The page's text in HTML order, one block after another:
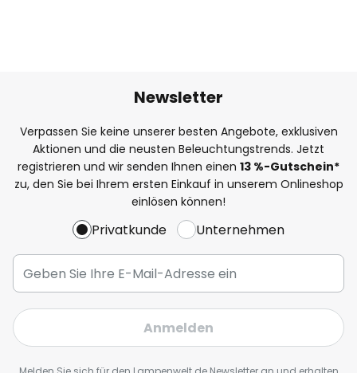
Newsletter
Verpassen Sie keine unserer besten Angebote, exklusiven
Aktionen und die neusten Beleuchtungstrends. Jetzt
registrieren und wir senden Ihnen einen 13 %-Gutschein*
zu, den Sie bei Ihrem ersten Einkauf in unserem Onlineshop
einlösen können!
Privatkunde Unternehmen
Anmelden